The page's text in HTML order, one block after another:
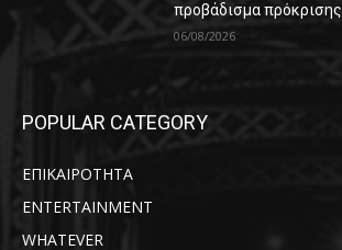
προβάδισμα πρόκρισης
06/08/2026
POPULAR CATEGORY
ΕΠΙΚΑΙΡΟΤΗΤΑ
ENTERTAINMENT
WHATEVER